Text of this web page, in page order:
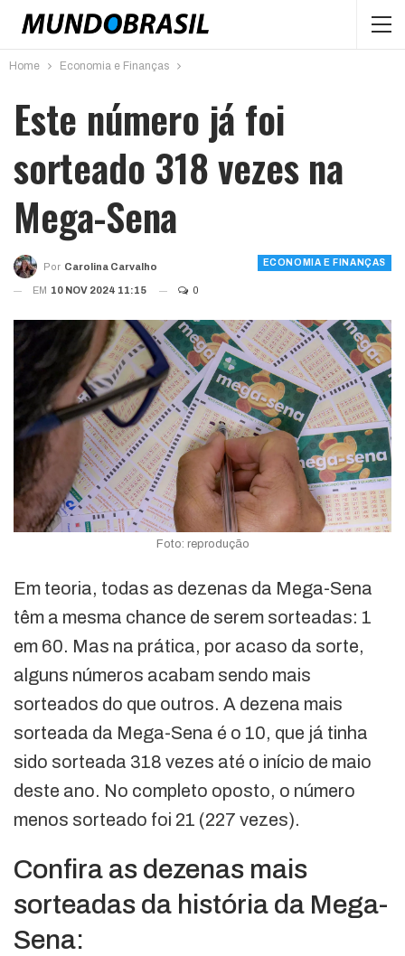
Home Economia e Finanças
Este número já foi
sorteado 318 vezes na
Mega-Sena
ECONOMIA E FINANÇAS
Por Carolina Carvalho
EM 10 NOV 2024 11:15 0
Foto: reprodução
Em teoria, todas as dezenas da Mega-Sena
têm a mesma chance de serem sorteadas: 1
em 60. Mas na prática, por acaso da sorte,
alguns números acabam sendo mais
sorteados do que outros. A dezena mais
sorteada da Mega-Sena é o 10, que já tinha
sido sorteada 318 vezes até o início de maio
deste ano. No completo oposto, o número
menos sorteado foi 21 (227 vezes).
Confira as dezenas mais
sorteadas da história da Mega-
Sena: